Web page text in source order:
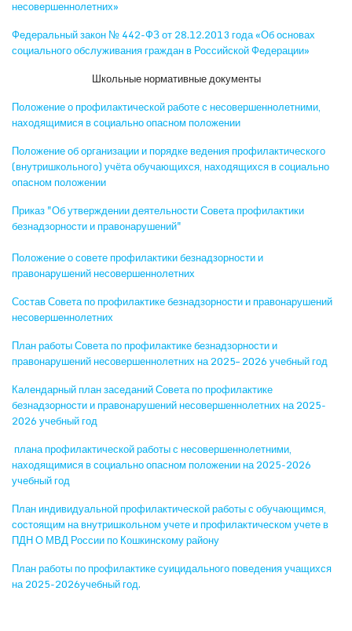
несовершеннолетних»
Федеральный закон № 442-ФЗ от 28.12.2013 года «Об основах
социального обслуживания граждан в Российской Федерации»
Школьные нормативные документы
Положение о профилактической работе с несовершеннолетними,
находящимися в социально опасном положении
Положение об организации и порядке ведения профилактического
(внутришкольного) учёта обучающихся, находящихся в социально
опасном положении
Приказ "Об утверждении деятельности Совета профилактики
безнадзорности и правонарушений"
Положение о совете профилактики безнадзорности и
правонарушений несовершеннолетних
Состав Совета по профилактике безнадзорности и правонарушений
несовершеннолетних
План работы Совета по профилактике безнадзорности и
правонарушений несовершеннолетних на 2025– 2026 учебный год
Календарный план заседаний Совета по профилактике
безнадзорности и правонарушений несовершеннолетних на 2025-
2026 учебный год
плана профилактической работы с несовершеннолетними,
находящимися в социально опасном положении на 2025-2026
учебный год
План индивидуальной профилактической работы с обучающимся,
состоящим на внутришкольном учете и профилактическом учете в
ПДН О МВД России по Кошкинскому району
План работы по профилактике суицидального поведения учащихся
на 2025-2026учебный год.